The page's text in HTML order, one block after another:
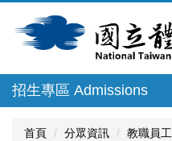
到
容
招生專區 Admissions
首頁 分眾資訊 教職員工